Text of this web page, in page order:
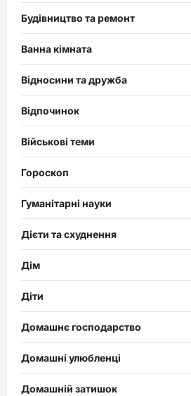
Будівництво та ремонт
Ванна кімната
Відносини та дружба
Відпочинок
Військові теми
Гороскоп
Гуманітарні науки
Дієти та схуднення
Дім
Діти
Домашнє господарство
Домашні улюбленці
Домашній затишок